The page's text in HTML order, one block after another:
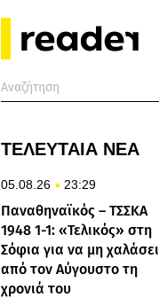
ΤΕΛΕΥΤΑΙΑ ΝΕΑ
05.08.26 23:29
Παναθηναϊκός – ΤΣΣΚΑ
1948 1-1: «Τελικός» στη
Σόφια για να μη χαλάσει
από τον Αύγουστο τη
χρονιά του